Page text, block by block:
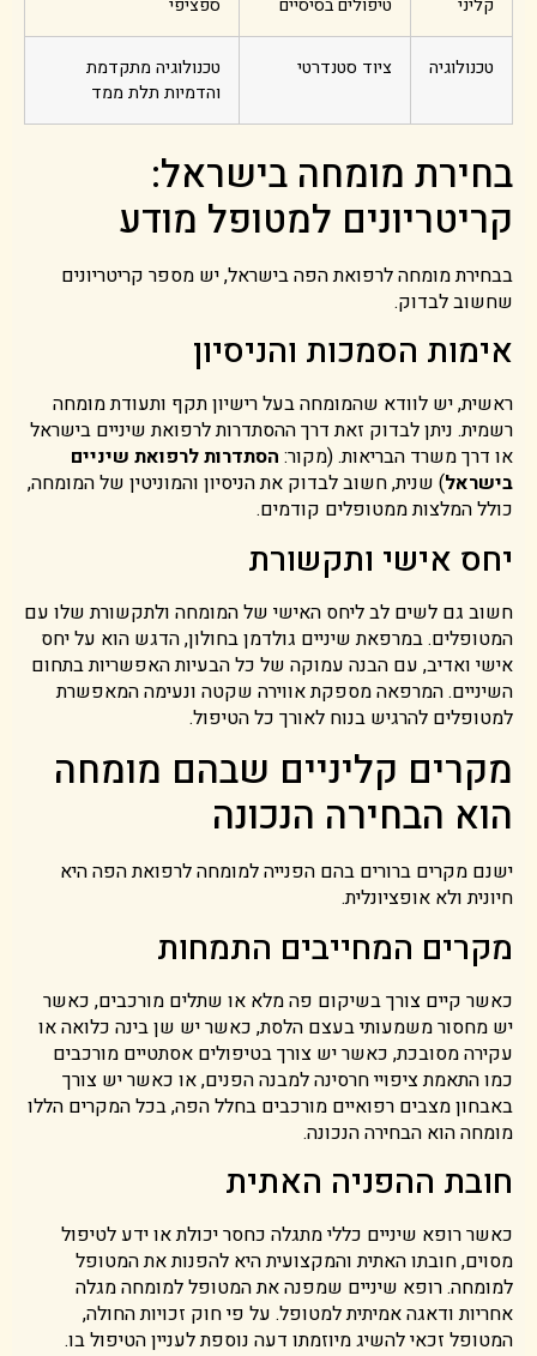
קליני טיפולים בסיסיים ספציפי
טכנולוגיה ציוד סטנדרטי
טכנולוגיה מתקדמת
והדמיות תלת ממד
בחירת מומחה בישראל:
קריטריונים למטופל מודע
בבחירת מומחה לרפואת הפה בישראל, יש מספר קריטריונים
שחשוב לבדוק.
אימות הסמכות והניסיון
ראשית, יש לוודא שהמומחה בעל רישיון תקף ותעודת מומחה
רשמית. ניתן לבדוק זאת דרך ההסתדרות לרפואת שיניים בישראל
או דרך משרד הבריאות. (מקור: הסתדרות לרפואת שיניים
בישראל) שנית, חשוב לבדוק את הניסיון והמוניטין של המומחה,
כולל המלצות ממטופלים קודמים.
יחס אישי ותקשורת
חשוב גם לשים לב ליחס האישי של המומחה ולתקשורת שלו עם
המטופלים. במרפאת שיניים גולדמן בחולון, הדגש הוא על יחס
אישי ואדיב, עם הבנה עמוקה של כל הבעיות האפשריות בתחום
השיניים. המרפאה מספקת אווירה שקטה ונעימה המאפשרת
למטופלים להרגיש בנוח לאורך כל הטיפול.
מקרים קליניים שבהם מומחה
הוא הבחירה הנכונה
ישנם מקרים ברורים בהם הפנייה למומחה לרפואת הפה היא
חיונית ולא אופציונלית.
מקרים המחייבים התמחות
כאשר קיים צורך בשיקום פה מלא או שתלים מורכבים, כאשר
יש מחסור משמעותי בעצם הלסת, כאשר יש שן בינה כלואה או
עקירה מסובכת, כאשר יש צורך בטיפולים אסתטיים מורכבים
כמו התאמת ציפויי חרסינה למבנה הפנים, או כאשר יש צורך
באבחון מצבים רפואיים מורכבים בחלל הפה, בכל המקרים הללו
מומחה הוא הבחירה הנכונה.
חובת ההפניה האתית
כאשר רופא שיניים כללי מתגלה כחסר יכולת או ידע לטיפול
מסוים, חובתו האתית והמקצועית היא להפנות את המטופל
למומחה. רופא שיניים שמפנה את המטופל למומחה מגלה
אחריות ודאגה אמיתית למטופל. על פי חוק זכויות החולה,
המטופל זכאי להשיג מיוזמתו דעה נוספת לעניין הטיפול בו.